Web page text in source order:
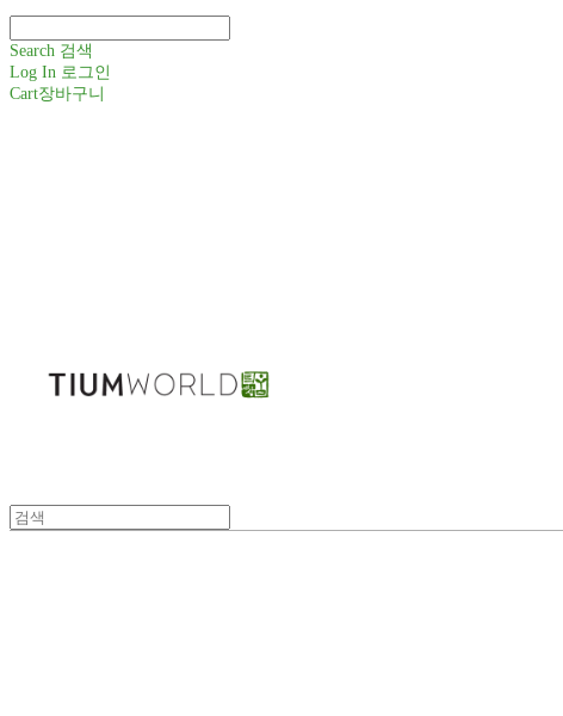
Search 검색
Log In 로그인
Cart장바구니